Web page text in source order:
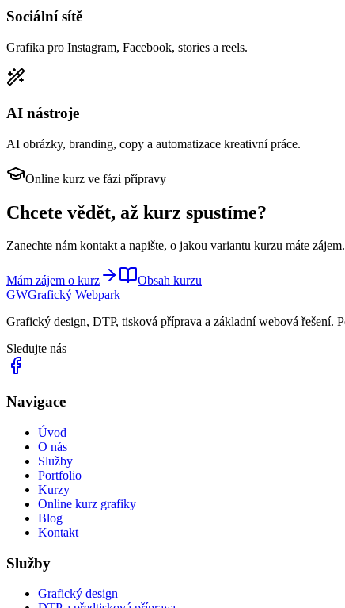
Sociální sítě
Grafika pro Instagram, Facebook, stories a reels.
AI nástroje
AI obrázky, branding, copy a automatizace kreativní práce.
Online kurz ve fázi přípravy
Chcete vědět, až kurz spustíme?
Zanechte nám kontakt a napište, o jakou variantu kurzu máte
Mám zájem o kurz
Obsah kurzu
GWGrafický Webpark
Grafický design, DTP, tisková příprava a základní webová řešení.
Sledujte nás
Navigace
Úvod
O nás
Služby
Portfolio
Kurzy
Online kurz grafiky
Blog
Kontakt
Služby
Grafický design